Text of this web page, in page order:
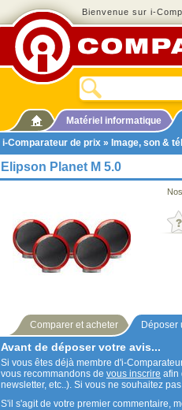
Bienvenue sur i-
Matériel informatique
i-Comparateur de prix » Image, son &
Elipson Planet M 5.0
Comparer et acheter Déposer
Avant de déposer votre avis...
Si vous êtes déjà membre d'i-
vous recommandons de vous inscrire afin
newsletter, etc..). Si vous ne souhaitez
S'il s'agit de votre premier commentaire,